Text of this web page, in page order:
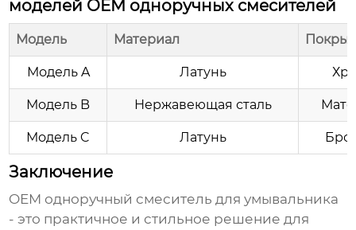
моделей OEM одноручных смесителей
Модель Материал
Модель A Латунь
Модель B Нержавеющая сталь
Модель C Латунь
Заключение
OEM одноручный смеситель для умывальника
- это практичное и стильное решение для